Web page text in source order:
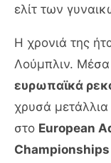
ελίτ των
Η χρονιά της
Λούμπλιν.
ευρωπαϊκά
χρυσά μετάλλια
στο European
Championships